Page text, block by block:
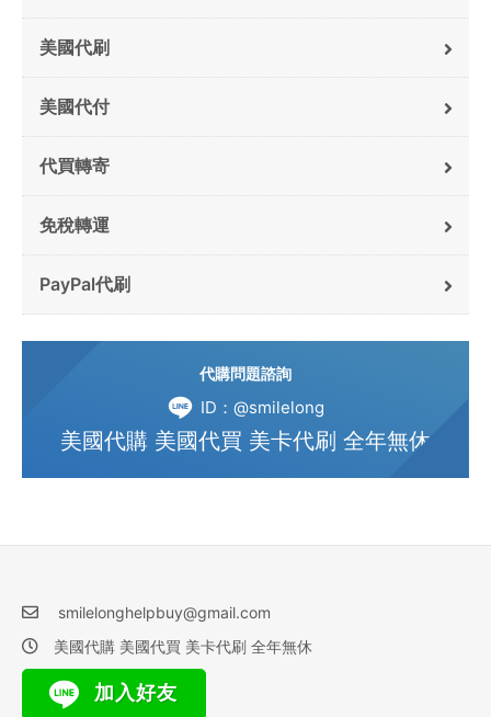
美國代刷
美國代付
代買轉寄
免稅轉運
PayPal代刷
代購問題諮詢
ID：@smilelong
美國代購 美國代買 美卡代刷 全年無休
smilelonghelpbuy@gmail.com
美國代購 美國代買 美卡代刷 全年無休
加入好友